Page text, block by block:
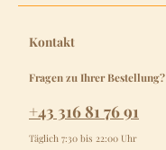
Kontakt
Fragen zu Ihrer Bestellung?
+43 316 81 76 91
Täglich 7:30 bis 22:00 Uhr